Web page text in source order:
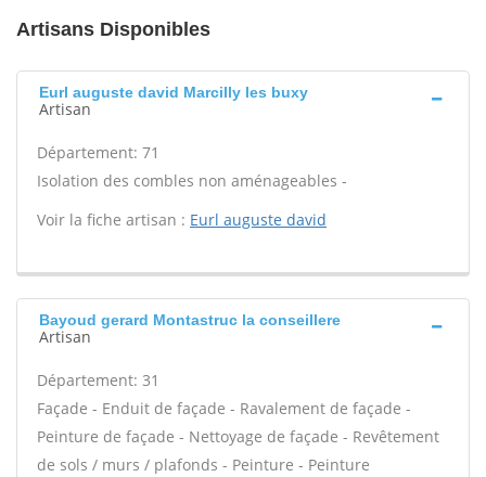
Artisans Disponibles
Eurl auguste david Marcilly les buxy
Artisan
Département: 71
Isolation des combles non aménageables -
Voir la fiche artisan : Eurl auguste david
Bayoud gerard Montastruc la conseillere
Artisan
Département: 31
Façade - Enduit de façade - Ravalement de façade -
Peinture de façade - Nettoyage de façade - Revêtement
de sols / murs / plafonds - Peinture - Peinture